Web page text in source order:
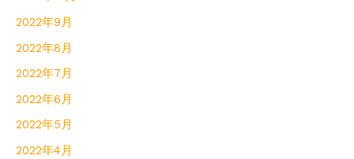
2022年9月
2022年8月
2022年7月
2022年6月
2022年5月
2022年4月